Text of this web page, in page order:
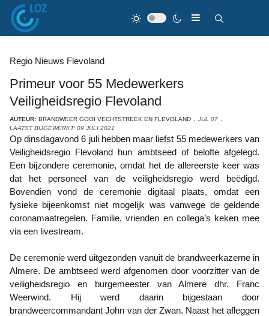
Regio Nieuws Flevoland
Primeur voor 55 Medewerkers
Veiligheidsregio Flevoland
AUTEUR: BRANDWEER GOOI VECHTSTREEK EN FLEVOLAND
JUL 07
LAATST BIJGEWERKT: 09 JULI 2021
Op dinsdagavond 6 juli hebben maar liefst 55 medewerkers van
Veiligheidsregio Flevoland hun ambtseed of belofte afgelegd.
Een bijzondere ceremonie, omdat het de allereerste keer was
dat het personeel van de veiligheidsregio werd beëdigd.
Bovendien vond de ceremonie digitaal plaats, omdat een
fysieke bijeenkomst niet mogelijk was vanwege de geldende
coronamaatregelen. Familie, vrienden en collega’s keken mee
via een livestream.
De ceremonie werd uitgezonden vanuit de brandweerkazerne in
Almere. De ambtseed werd afgenomen door voorzitter van de
veiligheidsregio en burgemeester van Almere dhr. Franc
Weerwind. Hij werd daarin bijgestaan door
brandweercommandant John van der Zwan. Naast het afleggen